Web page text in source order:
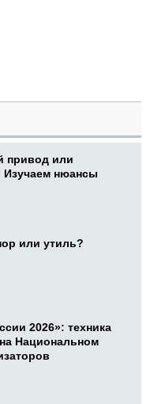
привод или
Изучаем нюансы
или утиль?
2026»: техника
Национальном